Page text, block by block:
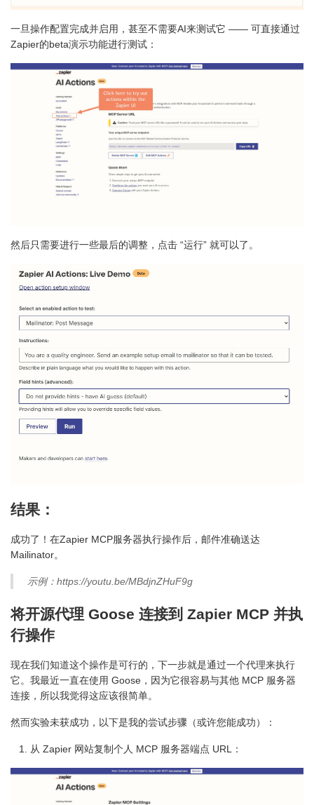
一旦操作配置完成并启用，甚至不需要AI来测试它 —— 可直接通过
Zapier的beta演示功能进行测试：
然后只需要进行一些最后的调整，点击 “运行” 就可以了。
结果：
成功了！在Zapier MCP服务器执行操作后，邮件准确送达
Mailinator。
示例：https://youtu.be/MBdjnZHuF9g
将开源代理 Goose 连接到 Zapier MCP 并执
行操作
现在我们知道这个操作是可行的，下一步就是通过一个代理来执行
它。我最近一直在使用 Goose，因为它很容易与其他 MCP 服务器
连接，所以我觉得这应该很简单。
然而实验未获成功，以下是我的尝试步骤（或许您能成功）：
从 Zapier 网站复制个人 MCP 服务器端点 URL：